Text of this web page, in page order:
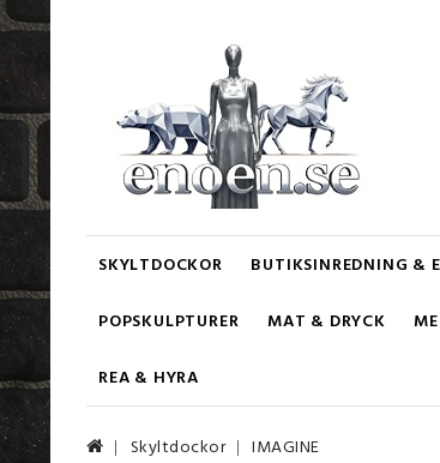
SKYLTDOCKOR BUTIKSINREDNING &
POPSKULPTURER MAT & DRYCK
REA & HYRA
Skyltdockor IMAGINE